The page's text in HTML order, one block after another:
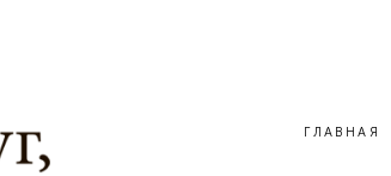
ГЛАВНАЯ